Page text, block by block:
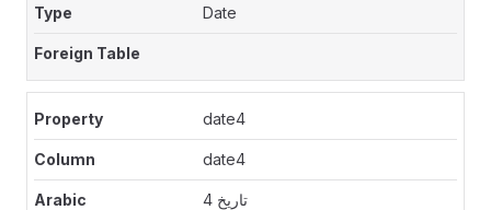
Date
date4
date4
تاريخ 4